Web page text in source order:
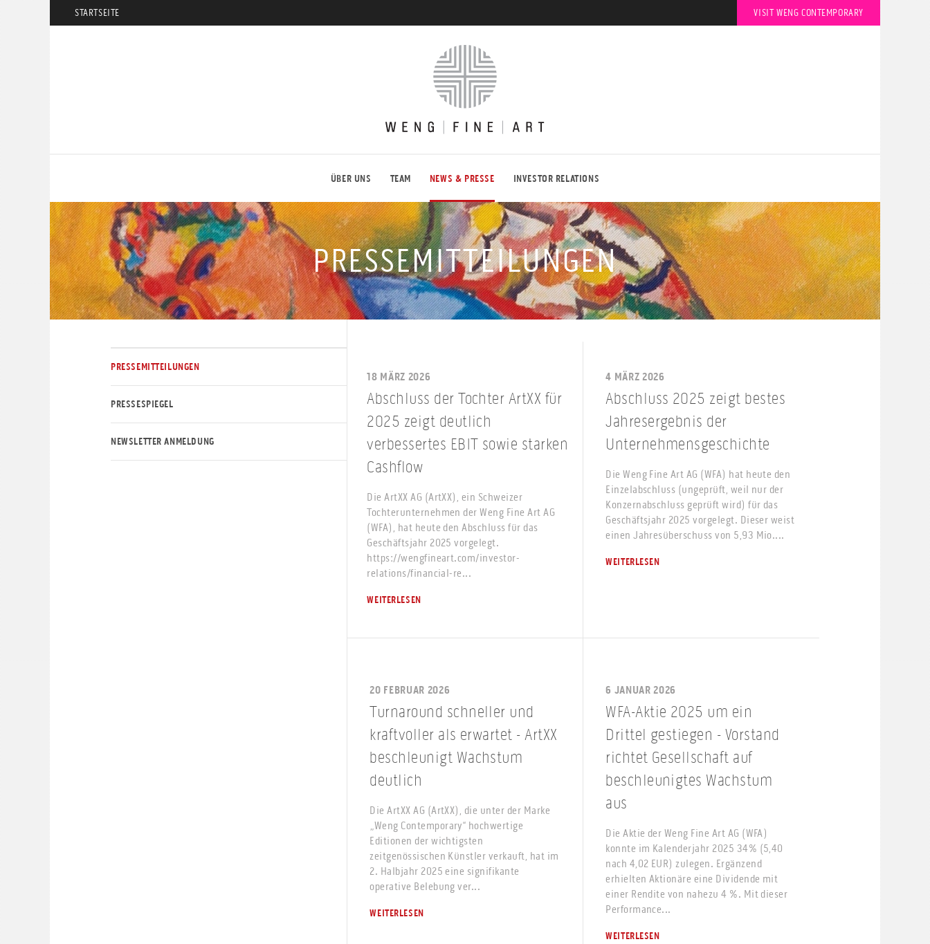
STARTSEITE VISIT WENG CONTEMPORARY
ÜBER UNS TEAM NEWS & PRESSE INVESTOR RELATIONS
PRESSEMITTEILUNGEN
PRESSEMITTEILUNGEN
PRESSESPIEGEL
NEWSLETTER ANMELDUNG
18 MÄRZ 2026
Abschluss der Tochter ArtXX für
2025 zeigt deutlich
verbessertes EBIT sowie starken
Cashflow
Die ArtXX AG (ArtXX), ein Schweizer
Tochterunternehmen der Weng Fine Art AG
(WFA), hat heute den Abschluss für das
Geschäftsjahr 2025 vorgelegt.
https://wengfineart.com/investor-
relations/financial-re...
WEITERLESEN
4 MÄRZ 2026
Abschluss 2025 zeigt bestes
Jahresergebnis der
Unternehmensgeschichte
Die Weng Fine Art AG (WFA) hat heute den
Einzelabschluss (ungeprüft, weil nur der
Konzernabschluss geprüft wird) für das
Geschäftsjahr 2025 vorgelegt. Dieser weist
einen Jahresüberschuss von 5,93 Mio....
WEITERLESEN
20 FEBRUAR 2026
Turnaround schneller und
kraftvoller als erwartet - ArtXX
beschleunigt Wachstum
deutlich
Die ArtXX AG (ArtXX), die unter der Marke
„Weng Contemporary“ hochwertige
Editionen der wichtigsten
zeitgenössischen Künstler verkauft, hat im
2. Halbjahr 2025 eine signifikante
operative Belebung ver...
WEITERLESEN
6 JANUAR 2026
WFA-Aktie 2025 um ein
Drittel gestiegen - Vorstand
richtet Gesellschaft auf
beschleunigtes Wachstum
aus
Die Aktie der Weng Fine Art AG (WFA)
konnte im Kalenderjahr 2025 34% (5,40
nach 4,02 EUR) zulegen. Ergänzend
erhielten Aktionäre eine Dividende mit
einer Rendite von nahezu 4 %. Mit dieser
Performance...
WEITERLESEN